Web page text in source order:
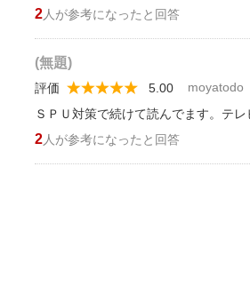
2人が参考になったと回答
(無題)
moyatodo
評価 5.00
ＳＰＵ対策で続けて読んでます。テ
2人が参考になったと回答